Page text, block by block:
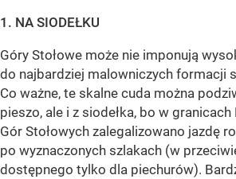
1. NA SIODEŁKU
Góry Stołowe może nie imponują
do najbardziej malowniczych formacji
Co ważne, te skalne cuda można
pieszo, ale i z siodełka, bo w
Gór Stołowych zalegalizowano jazdę
po wyznaczonych szlakach (w
dostępnego tylko dla piechurów).